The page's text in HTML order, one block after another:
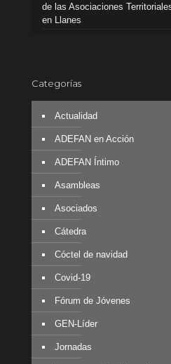
de las Asociaciones
en Llanes
Categorías
Actualidad
ADEFAN en Acción
ADEFAN Íntimo
Asambleas
Asociados
Cátedra
Cóctel de navidad
Covid-19
Fórum de Jóvenes
GEN-Líder
Jornadas